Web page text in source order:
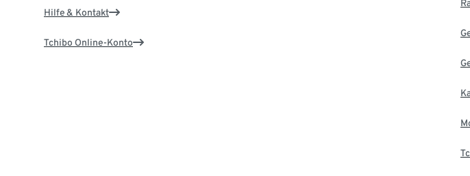
Hilfe & Kontakt
Tchibo Online-Konto